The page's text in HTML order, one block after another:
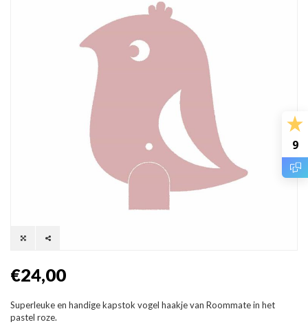
9
€24,00
Superleuke en handige kapstok vogel haakje van Roommate in het
pastel roze.